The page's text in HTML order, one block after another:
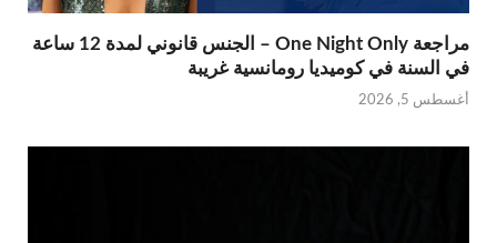
مراجعة One Night Only – الجنس قانوني لمدة 12 ساعة
في السنة في كوميديا رومانسية غريبة
أغسطس 5, 2026